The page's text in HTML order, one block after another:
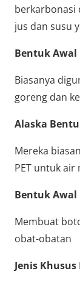
berkarbonasi
jus dan susu
Bentuk Awal
Biasanya
goreng dan
Alaska
Mereka
PET untuk air
Bentuk Awal
Membuat
obat-obatan
Jenis